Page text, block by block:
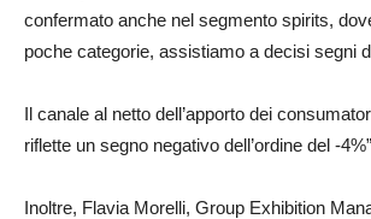
confermato anche nel segmento spirits,
poche categorie, assistiamo a decisi segni
Il canale al netto dell’apporto dei
riflette un segno negativo dell’ordine del -
Inoltre, Flavia Morelli, Group Exhibition